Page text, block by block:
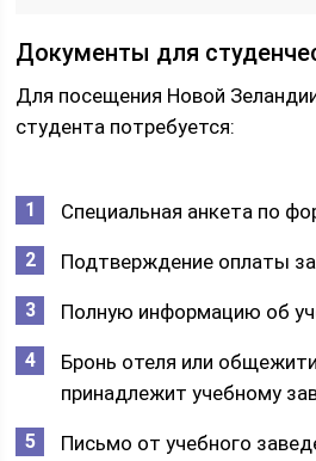
Документы для
Для посещения Новой
студента потребуется:
Специальная анкета по
Подтверждение оплаты за
Полную информацию об
Бронь отеля или
принадлежит учебному
Письмо от учебного